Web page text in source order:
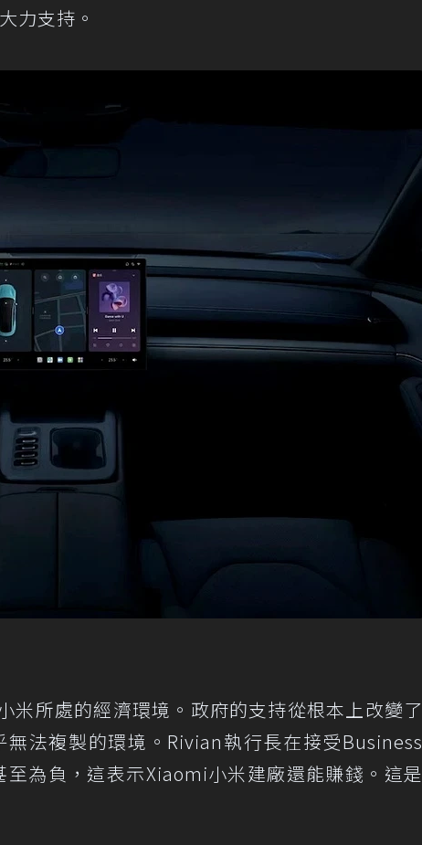
力支持。
米所處的經濟環境。政府的支持從根本上改變了
法複製的環境。Rivian執行長在接受Business
為負，這表示Xiaomi小米建廠還能賺錢。這是